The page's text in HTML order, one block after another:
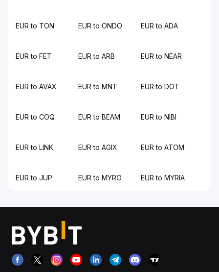
EUR to TON EUR to ONDO EUR to ADA
EUR to FET EUR to ARB EUR to NEAR
EUR to AVAX EUR to MNT EUR to DOT
EUR to COQ EUR to BEAM EUR to NIBI
EUR to LINK EUR to AGIX EUR to ATOM
EUR to JUP EUR to MYRO EUR to MYRIA